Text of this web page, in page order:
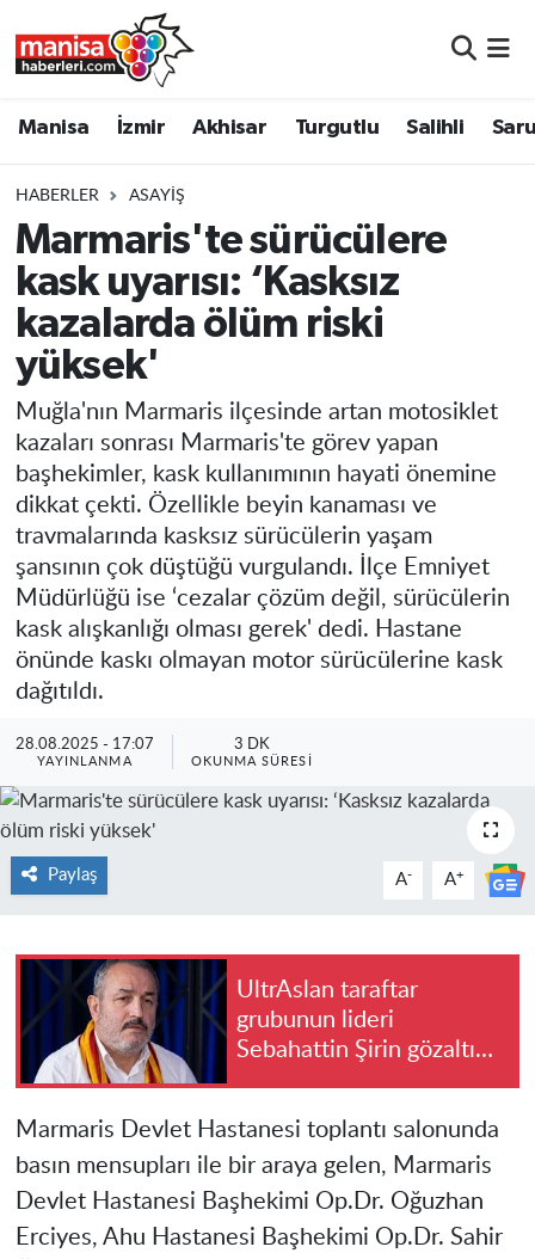
Manisa İzmir Akhisar Turgutlu Salihli
HABERLER ASAYIŞ
Marmaris'te sürücülere
kask uyarısı: ‘Kasksız
kazalarda ölüm riski
yüksek'
Muğla'nın Marmaris ilçesinde artan motosiklet
kazaları sonrası Marmaris'te görev yapan
başhekimler, kask kullanımının hayati önemine
dikkat çekti. Özellikle beyin kanaması ve
travmalarında kasksız sürücülerin yaşam
şansının çok düştüğü vurgulandı. İlçe Emniyet
Müdürlüğü ise ‘cezalar çözüm değil, sürücülerin
kask alışkanlığı olması gerek' dedi. Hastane
önünde kaskı olmayan motor sürücülerine kask
dağıtıldı.
28.08.2025 - 17:07
YAYINLANMA
3 DK
OKUNMA SÜRESI
Paylaş A- A+
UltrAslan taraftar
grubunun lideri
Sebahattin Şirin gözaltına
Marmaris Devlet Hastanesi toplantı salonunda
basın mensupları ile bir araya gelen, Marmaris
Devlet Hastanesi Başhekimi Op.Dr. Oğuzhan
Erciyes, Ahu Hastanesi Başhekimi Op.Dr. Sahir
Turgutlu
Salihli
Soma
Resmi İlanlar
Manisa Nöbetçi Eczaneler
Manisa Trafik Yoğunluk Haritası
Süper Lig Puan Durumu ve Fikstür
Son Dakika Haberleri
Haber Arşivi